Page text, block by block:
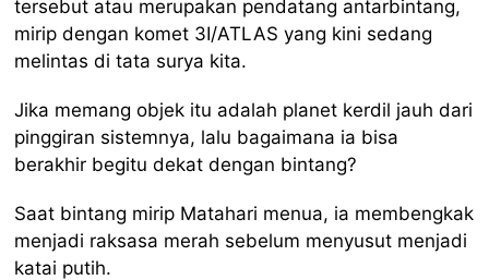
tersebut atau merupakan pendatang antarbintang,
mirip dengan komet 3I/ATLAS yang kini sedang
melintas di tata surya kita.
Jika memang objek itu adalah planet kerdil jauh dari
pinggiran sistemnya, lalu bagaimana ia bisa
berakhir begitu dekat dengan bintang?
Saat bintang mirip Matahari menua, ia membengkak
menjadi raksasa merah sebelum menyusut menjadi
katai putih.